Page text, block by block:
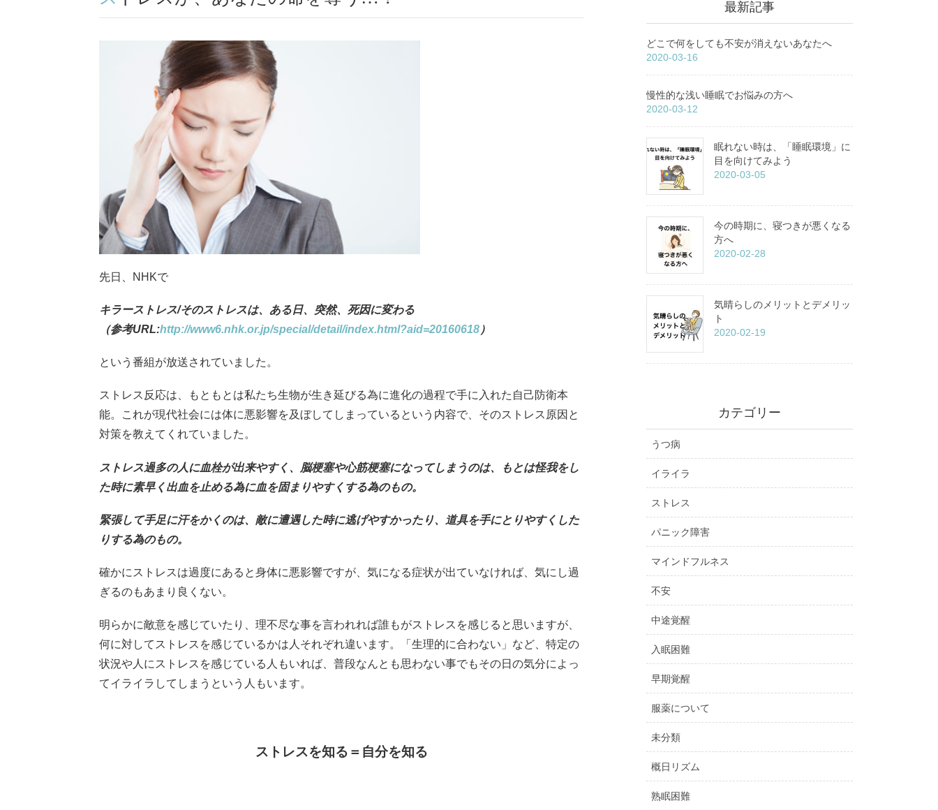
先日、NHKで
キラーストレス/そのストレスは、ある日、突然、死因に変わる
（参考URL:http://www6.nhk.or.jp/special/detail/index.html?aid=20160618 ）
という番組が放送されていました。
ストレス反応は、もともとは私たち生物が生き延びる為に進化の過程で手に入れた自己防衛本
能。
これが現代社会には体に悪影響を及ぼしてしまっているという内容で、そのストレス原因と
対策を教えてくれていました。
ストレス過多の人に血栓が出来やすく、脳梗塞や心筋梗塞になってしまうのは、もとは怪我をし
た時に素早く出血を止める為に血を固まりやすくする為のもの。
緊張して手足に汗をかくのは、敵に遭遇した時に逃げやすかったり、道具を手にとりやすくした
りする為のもの。
確かにストレスは過度にあると身体に悪影響ですが、気になる症状が出ていなければ、気にし過
ぎるのもあまり良くない。
明らかに敵意を感じていたり、理不尽な事を言われれば誰もがストレスを感じると思いますが、
何に対してストレスを感じているかは人それぞれ違います。「生理的に合わない」など、特定の
状況や人にストレスを感じている人もいれば、普段なんとも思わない事でもその日の気分によっ
てイライラしてしまうという人もいます。
ストレスを知る＝自分を知る
最新記事
どこで何をしても不安が消えないあなたへ
2020-03-16
慢性的な浅い睡眠でお悩みの方へ
2020-03-12
眠れない時は、「睡眠環境」に
目を向けてみよう
2020-03-05
今の時期に、寝つきが悪くなる
方へ
2020-02-28
気晴らしのメリットとデメリッ
ト
2020-02-19
カテゴリー
うつ病
イライラ
ストレス
パニック障害
マインドフルネス
不安
中途覚醒
入眠困難
早期覚醒
服薬について
未分類
概日リズム
熟眠困難